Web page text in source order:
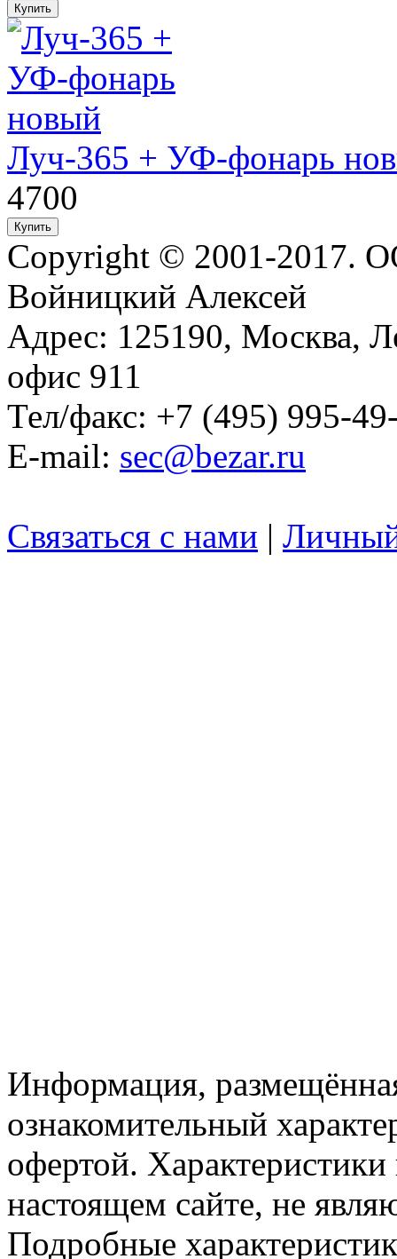
Луч-365 + УФ-фонарь
4700
Copyright © 2001-2017.
Войницкий Алексей
Адрес: 125190, Москва,
офис 911
Тел/факс: +7 (495) 995-
E-mail: sec@bezar.ru
Связаться с нами |
Информация,
ознакомительный
офертой.
настоящем сайте, не
Подробные